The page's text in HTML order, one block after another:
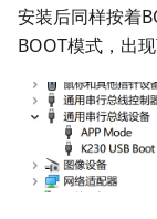
安装后同样按着
BOOT模式，出